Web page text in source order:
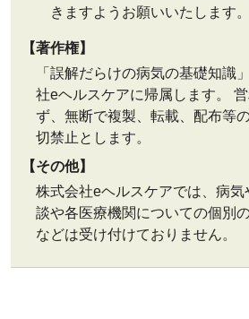
きますようお願いいたします。
【著作権】
「誤解だらけの病気の基礎知識
社eヘルスケアに帰属します。
ず、無断で複製、転載、配布等
切禁止とします。
【その他】
株式会社eヘルスケアでは、病
談や各医療機関についての個別
などは受け付けておりません。